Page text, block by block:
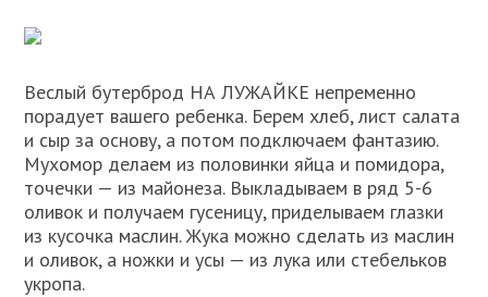
Веслый бутерброд НА ЛУЖАЙКЕ непременно
порадует вашего ребенка. Берем хлеб, лист салата
и сыр за основу, а потом подключаем фантазию.
Мухомор делаем из половинки яйца и помидора,
точечки — из майонеза. Выкладываем в ряд 5-6
оливок и получаем гусеницу, приделываем глазки
из кусочка маслин. Жука можно сделать из маслин
и оливок, а ножки и усы — из лука или стебельков
укропа.